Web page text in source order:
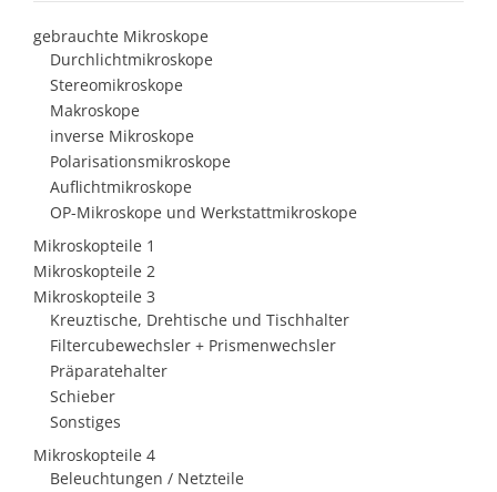
gebrauchte Mikroskope
Durchlichtmikroskope
Stereomikroskope
Makroskope
inverse Mikroskope
Polarisationsmikroskope
Auflichtmikroskope
OP-Mikroskope und Werkstattmikroskope
Mikroskopteile 1
Mikroskopteile 2
Mikroskopteile 3
Kreuztische, Drehtische und Tischhalter
Filtercubewechsler + Prismenwechsler
Präparatehalter
Schieber
Sonstiges
Mikroskopteile 4
Beleuchtungen / Netzteile